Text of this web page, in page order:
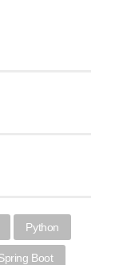
Python
Boot